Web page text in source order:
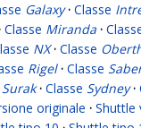
Galaxy · Classe
Classe Miranda ·
NX · Classe
Rigel · Classe
Surak · Classe Sydney ·
originale · Shuttle